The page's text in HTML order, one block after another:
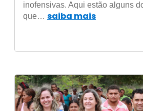
inofensivas. Aqui estão alguns
que… saiba mais